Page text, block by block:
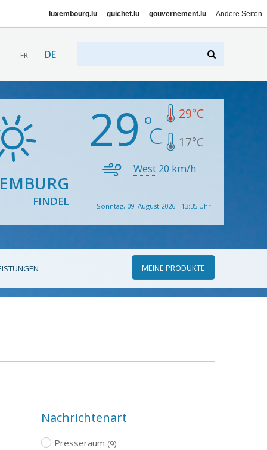
luxembourg.lu guichet.lu gouvernement.lu Andere Seiten
FR DE
FINDEL
29 29°C
17°C
West 20 km/h
Sonntag, 09. August 2026 - 13:35 Uhr
MEINE PRODUKTE
Nachrichtenart
Presseraum (9)